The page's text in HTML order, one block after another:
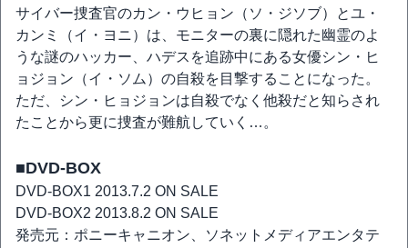
サイバー捜査官のカン・ウヒョン（ソ・ジソブ）とユ・
カンミ（イ・ヨニ）は、モニターの裏に隠れた幽霊のよ
うな謎のハッカー、ハデスを追跡中にある女優シン・ヒ
ョジョン（イ・ソム）の自殺を目撃することになった。
ただ、シン・ヒョジョンは自殺でなく他殺だと知らされ
たことから更に捜査が難航していく…。
■DVD-BOX
DVD-BOX1 2013.7.2 ON SALE
DVD-BOX2 2013.8.2 ON SALE
発売元：ポニーキャニオン、ソネットメディアエンタテ